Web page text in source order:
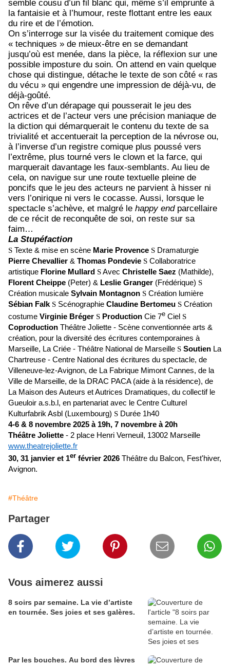
semble cousu d’un fil blanc qui, même s’il emprunte à
la fantaisie et à l’humour, reste flottant entre les eaux
du rire et de l’émotion.
On s’interroge sur la visée du traitement comique des
« techniques » de mieux-être en se demandant
jusqu’où est menée, dans la pièce, la réflexion sur une
possible imposture du soin. On attend en vain quelque
chose qui distingue, détache le texte de son côté « ras
du vécu » qui engendre une impression de déjà-vu, de
déjà-goûté.
On rêve d’un dérapage qui pousserait le jeu des
actrices et de l’acteur vers une précision maniaque de
la diction qui démarquerait le contenu du texte de sa
trivialité et accentuerait la perception de la névrose ou,
à l’inverse d’un registre comique plus poussé vers
l’extrême, plus tourné vers le clown et la farce, qui
marquerait davantage les faux-semblants. Au lieu de
cela, on navigue sur une route textuelle pleine de
poncifs que le jeu des acteurs ne parvient à hisser ni
vers l’onirique ni vers le cocasse. Aussi, lorsque le
spectacle s’achève, et malgré le happy endparcellaire
de ce récit de reconquête de soi, on reste sur sa
faim…
La Stupéfaction
S Texte & mise en scène Marie Provence S Dramaturgie
Pierre Chevallier & Thomas Pondevie S Collaboratrice
artistique Florine Mullard SAvec Christelle Saez (Mathilde),
Florent Cheippe (Peter) & Leslie Granger (Frédérique) S
Création musicale Sylvain Montagnon S Création lumière
Sébian Falk S Scénographie Claudine Bertomeu S Création
costume Virginie Bréger S Production Cie 7e Ciel S
Coproduction Théâtre Joliette - Scène conventionnée arts &
création, pour la diversité des écritures contemporaines à
Marseille, La Criée - Théâtre National de Marseille S Soutien La
Chartreuse - Centre National des écritures du spectacle, de
Villeneuve-lez-Avignon, de La Fabrique Mimont Cannes, de la
Ville de Marseille, de la DRAC PACA (aide à la résidence), de
La Maison des Auteurs et Autrices Dramatiques, du collectif le
Gueuloir a.s.b.l, en partenariat avec le Centre Culturel
Kulturfabrik Asbl (Luxembourg) S Durée 1h40
4-6 & 8 novembre 2025 à 19h, 7 novembre à 20h
Théâtre Joliette - 2 place Henri Verneuil, 13002 Marseille
www.theatrejoliette.fr
30, 31 janvier et 1er février 2026 Théâtre du Balcon, Fest'hiver,
Avignon.
#Théâtre
Partager
Vous aimerez aussi
8 soirs par semaine. La vie d’artiste
en tournée. Ses joies et ses galères.
Par les bouches. Au bord des lèvres